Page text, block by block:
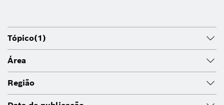
Tópico(1)
Área
Região